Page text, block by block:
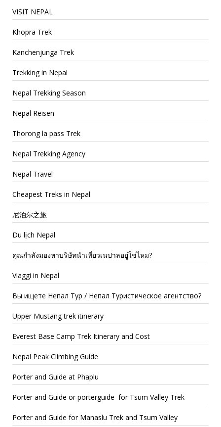
VISIT NEPAL
Khopra Trek
Kanchenjunga Trek
Trekking in Nepal
Nepal Trekking Season
Nepal Reisen
Thorong la pass Trek
Nepal Trekking Agency
Nepal Travel
Cheapest Treks in Nepal
尼泊尔之旅
Du lịch Nepal
คุณกำลังมองหาบริษัทนำเที่ยวเนปาลอยู่ใช่ไหม?
Viaggi in Nepal
Вы ищете Непал Тур / Непал Туристическое агентство?
Upper Mustang trek itinerary
Everest Base Camp Trek Itinerary and Cost
Nepal Peak Climbing Guide
Porter and Guide at Phaplu
Porter and Guide or porterguide for Tsum Valley Trek
Porter and Guide for Manaslu Trek and Tsum Valley